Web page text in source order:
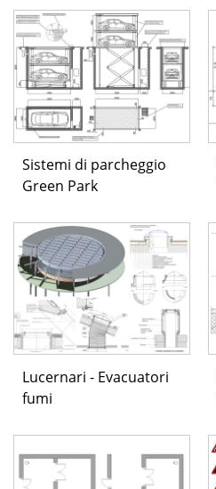
Sistemi di parcheggio
Green Park
Lucernari - Evacuatori
fumi